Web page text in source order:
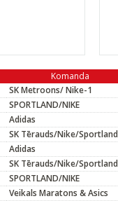
Komanda
SK Metroons/ Nike-1
SPORTLAND/NIKE
Adidas
SK Tērauds/Nike/Sportland
Adidas
SK Tērauds/Nike/Sportland
SPORTLAND/NIKE
Veikals Maratons & Asics